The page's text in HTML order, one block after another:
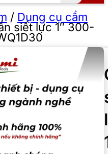
/ Dụng cụ cầm
siết lực 1″ 300-